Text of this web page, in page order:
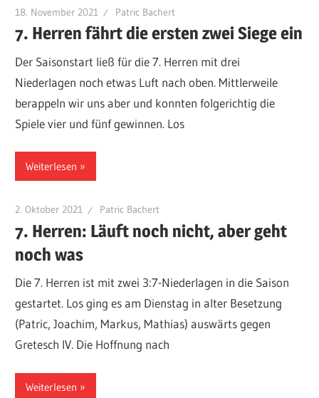
18. November 2021 Patric Bachert
7. Herren fährt die ersten zwei Siege ein
Der Saisonstart ließ für die 7. Herren mit drei
Niederlagen noch etwas Luft nach oben. Mittlerweile
berappeln wir uns aber und konnten folgerichtig die
Spiele vier und fünf gewinnen. Los
Weiterlesen
2. Oktober 2021 Patric Bachert
7. Herren: Läuft noch nicht, aber geht
noch was
Die 7. Herren ist mit zwei 3:7-Niederlagen in die Saison
gestartet. Los ging es am Dienstag in alter Besetzung
(Patric, Joachim, Markus, Mathias) auswärts gegen
Gretesch IV. Die Hoffnung nach
Weiterlesen